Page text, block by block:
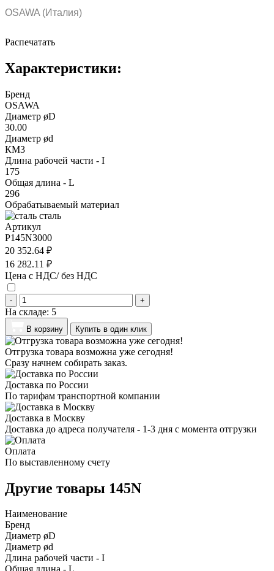
OSAWA (Италия)
Распечатать
Характеристики:
Бренд
OSAWA
Диаметр øD
30.00
Диаметр ød
КМ3
Длина рабочей части - I
175
Общая длина - L
296
Обрабатываемый материал
сталь
Артикул
P145N3000
20 352.64 ₽
16 282.11 ₽
Цена с НДС/ без НДС
- +
На складе: 5
В корзину Купить в один клик
Отгрузка товара возможна уже сегодня!
Сразу начнем собирать заказ.
Доставка по России
По тарифам транспортной компании
Доставка в Москву
Доставка до адреса получателя - 1-3 дня с момента отгрузки
Оплата
По выставленному счету
Другие товары 145N
Наименование
Бренд
Диаметр øD
Диаметр ød
Длина рабочей части - I